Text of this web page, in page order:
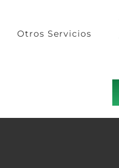
Otros Servicios